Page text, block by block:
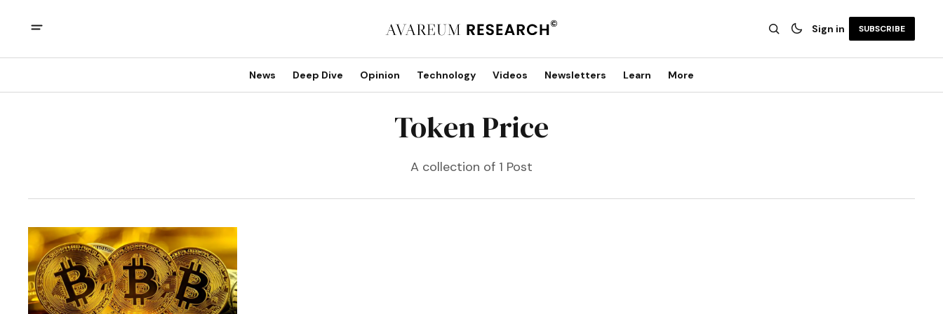
Sign in SUBSCRIBE
News Deep Dive Opinion Technology Videos Newsletters Learn More
Token Price
A collection of 1 Post